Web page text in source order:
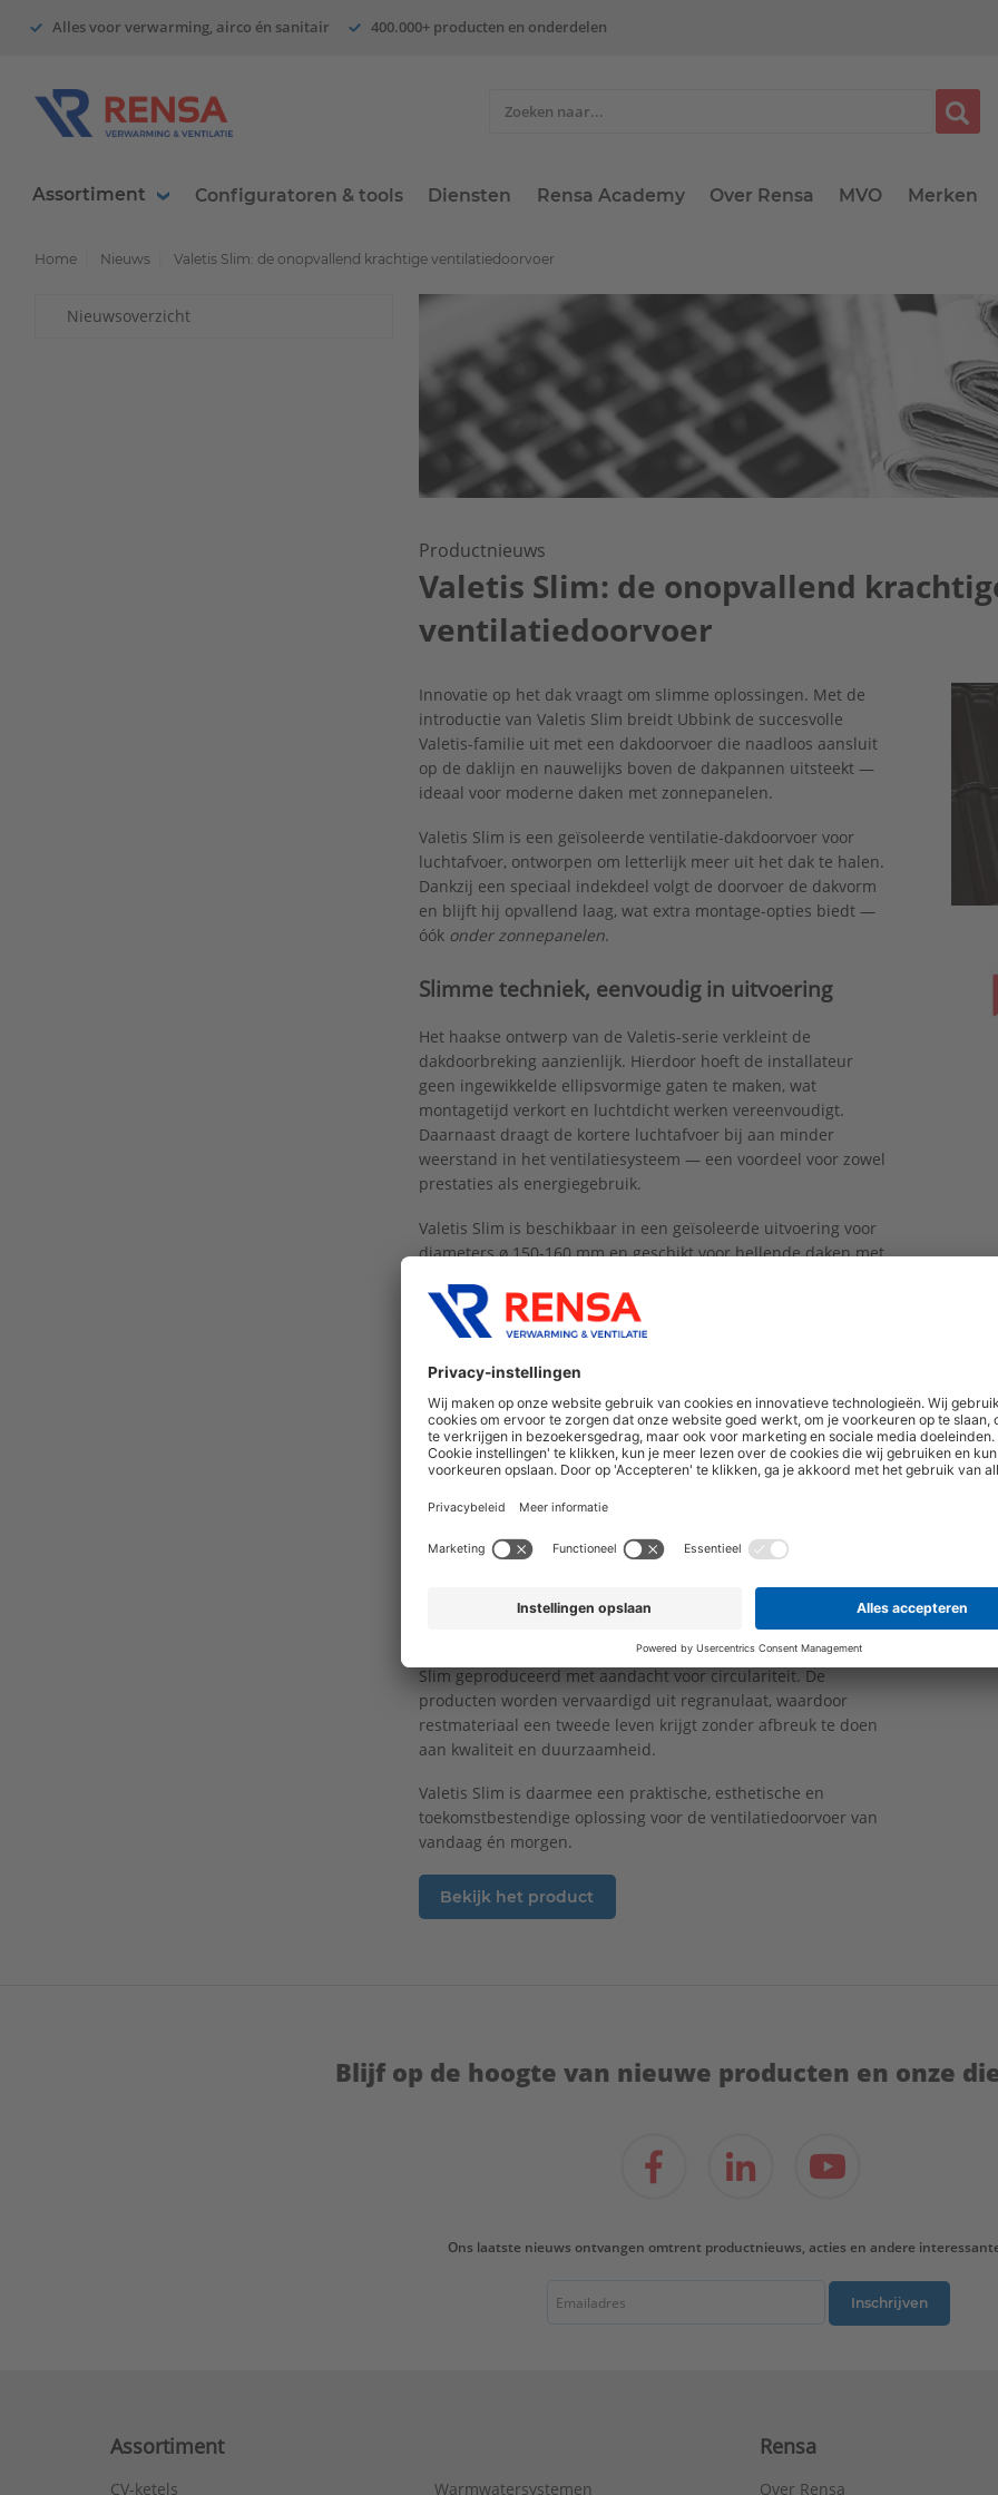
Alles voor verwarming, airco én sanitair 400.000+ producten en onderdelen
Assortiment Configuratoren & tools Diensten Rensa Academy Over Rensa MVO Merken
Home Nieuws Valetis Slim: de onopvallend krachtige ventilatiedoorvoer
Nieuwsoverzicht
Productnieuws
Valetis Slim: de onopvallend
ventilatiedoorvoer
Innovatie op het dak vraagt om slimme oplossingen. Met de
introductie van Valetis Slim breidt Ubbink de succesvolle
Valetis-familie uit met een dakdoorvoer die naadloos aansluit
op de daklijn en nauwelijks boven de dakpannen uitsteekt —
ideaal voor moderne daken met zonnepanelen.
Valetis Slim is een geïsoleerde ventilatie-dakdoorvoer voor
luchtafvoer, ontworpen om letterlijk meer uit het dak te halen.
Dankzij een speciaal indekdeel volgt de doorvoer de dakvorm
en blijft hij opvallend laag, wat extra montage-opties biedt —
óók onder zonnepanelen.
Slimme techniek, eenvoudig in uitvoering
Het haakse ontwerp van de Valetis-serie verkleint de
dakdoorbreking aanzienlijk. Hierdoor hoeft de installateur
geen ingewikkelde ellipsvormige gaten te maken, wat
montagetijd verkort en luchtdicht werken vereenvoudigt.
Daarnaast draagt de kortere luchtafvoer bij aan minder
weerstand in het ventilatiesysteem — een voordeel voor zowel
prestaties als energiegebruik.
Valetis Slim is beschikbaar in een geïsoleerde uitvoering voor
diameters ø 150-160 mm en geschikt voor hellende daken met
Ontworpen met het dak in gedachten
Moderne daken liggen vol met voorzieningen: van
ventilatiekanalen tot rookgasafvoeren en vooral zonne-
energie-installaties. Dat maakt het plannen van doorvoeren
steeds complexer. Valetis Slim speelt hier slim op in door
intelligent gebruik te maken van de beschikbare ruimte.
Doordat hij nauwelijks zichtbaar boven het dak uitsteekt,
esthetiek of functionaliteit.
Duurzame keuze
Net als de rest van de Ventus-Valetis-serie wordt ook Valetis
Slim geproduceerd met aandacht voor circulariteit. De
producten worden vervaardigd uit regranulaat, waardoor
restmateriaal een tweede leven krijgt zonder afbreuk te doen
aan kwaliteit en duurzaamheid.
Valetis Slim is daarmee een praktische, esthetische en
toekomstbestendige oplossing voor de ventilatiedoorvoer van
vandaag én morgen.
Bekijk het product
Blijf op de hoogte van nieuwe producten en onze
Ons laatste nieuws ontvangen omtrent productnieuws, acties en andere
Inschrijven
Assortiment
CV-ketels Warmwatersystemen
Rensa
Over Rensa